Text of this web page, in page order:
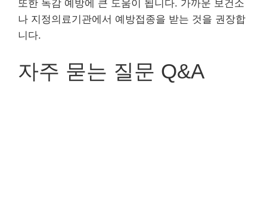
또한 독감 예방에 큰 도움이 됩니다. 가까운 보건소
나 지정의료기관에서 예방접종을 받는 것을 권장합
니다.
자주 묻는 질문 Q&A